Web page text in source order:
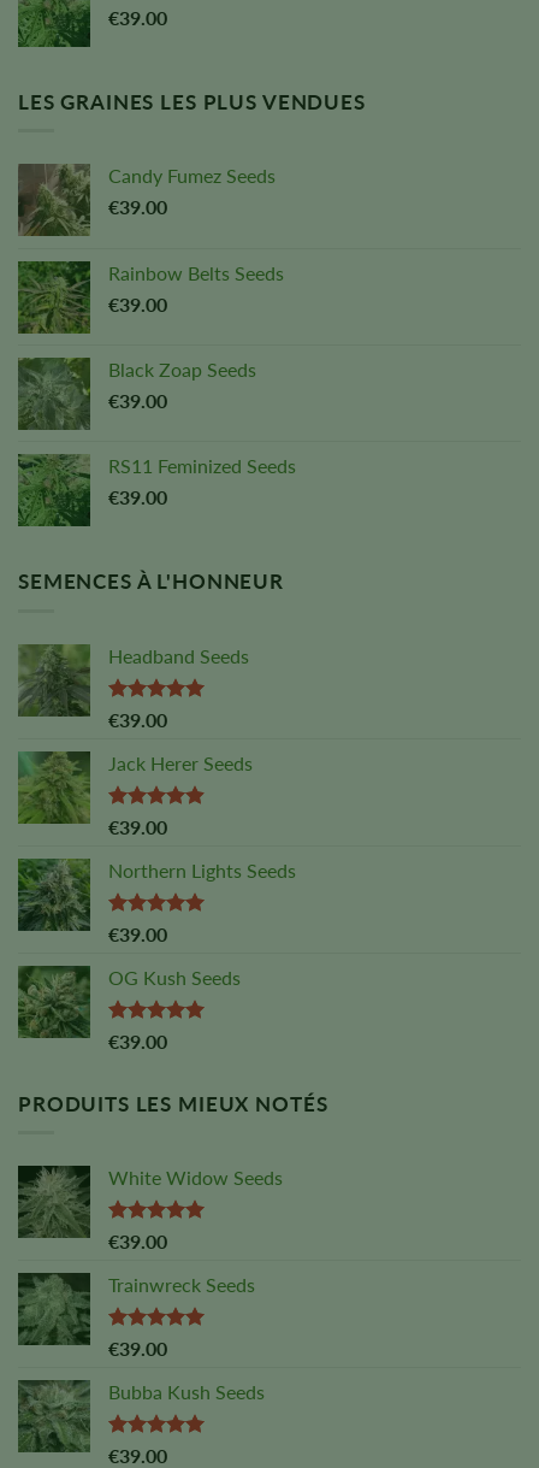
€39.00
LES GRAINES LES PLUS VENDUES
Candy Fumez Seeds
€39.00
Rainbow Belts Seeds
€39.00
Black Zoap Seeds
€39.00
RS11 Feminized Seeds
€39.00
SEMENCES À L'HONNEUR
Headband Seeds
Note :
€39.00
Jack Herer Seeds
Note :
€39.00
Northern Lights Seeds
Note :
€39.00
OG Kush Seeds
Note :
€39.00
PRODUITS LES MIEUX NOTÉS
White Widow Seeds
Note :
€39.00
Trainwreck Seeds
Note :
€39.00
Bubba Kush Seeds
Note :
€39.00